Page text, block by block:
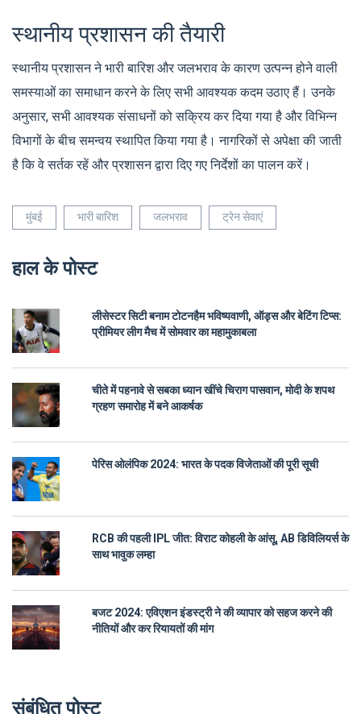
स्थानीय प्रशासन की तैयारी
स्थानीय प्रशासन ने भारी बारिश और जलभराव के कारण उत्पन्न होने वाली
समस्याओं का समाधान करने के लिए सभी आवश्यक कदम उठाए हैं। उनके
अनुसार, सभी आवश्यक संसाधनों को सक्रिय कर दिया गया है और विभिन्न
विभागों के बीच समन्वय स्थापित किया गया है। नागरिकों से अपेक्षा की जाती
है कि वे सर्तक रहें और प्रशासन द्वारा दिए गए निर्देशों का पालन करें।
मुंबई भारी बारिश जलभराव ट्रेन सेवाएं
हाल के पोस्ट
लीसेस्टर सिटी बनाम टोटनहैम भविष्यवाणी, ऑड्स और बेटिंग टिप्स:
प्रीमियर लीग मैच में सोमवार का महामुकाबला
चीते में पहनावे से सबका ध्यान खींचे चिराग पासवान, मोदी के शपथ
ग्रहण समारोह में बने आकर्षक
पेरिस ओलंपिक 2024: भारत के पदक विजेताओं की पूरी सूची
RCB की पहली IPL जीत: विराट कोहली के आंसू, AB डिविलियर्स के
साथ भावुक लम्हा
बजट 2024: एविएशन इंडस्ट्री ने की व्यापार को सहज करने की
नीतियों और कर रियायतों की मांग